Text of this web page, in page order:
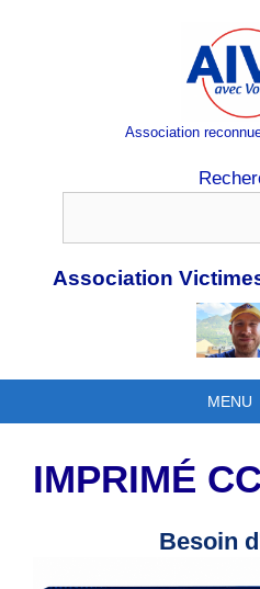
Association
Association
MENU
IMPRIMÉ
Besoin